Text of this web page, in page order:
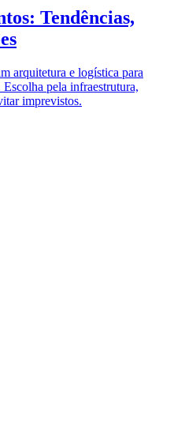
Tendências,
arquitetura e logística para
pela infraestrutura,
imprevistos.